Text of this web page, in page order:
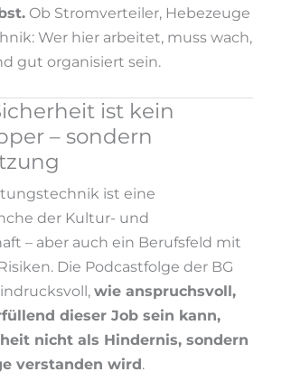
Ob Stromverteiler, Hebezeuge
Wer hier arbeitet, muss wach,
gut organisiert sein.
ist kein
– sondern
ist eine
der Kultur- und
– aber auch ein Berufsfeld mit
Die Podcastfolge der BG
wie anspruchsvoll,
dieser Job sein kann,
nicht als Hindernis, sondern
verstanden wird.